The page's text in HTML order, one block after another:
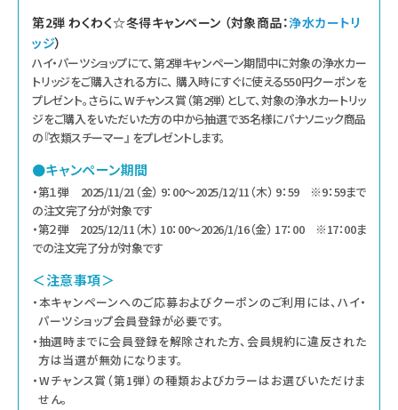
第2弾 わくわく☆冬得キャンペーン （対象商品：浄水カートリ
ッジ）
ハイ・パーツショップにて、第2弾キャンペーン期間中に対象の浄水カー
トリッジをご購入される方に、 購入時にすぐに使える550円クーポンを
プレゼント。さらに、Wチャンス賞（第2弾）として、対象の浄水カートリッ
ジをご購入をいただいた方の中から抽選で35名様にパナソニック商品
の『衣類スチーマー』 をプレゼントします。
●キャンペーン期間
・第１弾 2025/11/21（金） 9：00〜2025/12/11（木） 9：59 ※9：59まで
の注文完了分が対象です
・第２弾 2025/12/11（木） 10：00〜2026/1/16（金） 17：00 ※17：00ま
での注文完了分が対象です
＜注意事項＞
・本キャンペーンへのご応募およびクーポンのご利用には、ハイ・
パーツショップ会員登録が必要です。
・抽選時までに会員登録を解除された方、会員規約に違反された
方は当選が無効になります。
・Wチャンス賞（第1弾）の種類およびカラーはお選びいただけま
せん。